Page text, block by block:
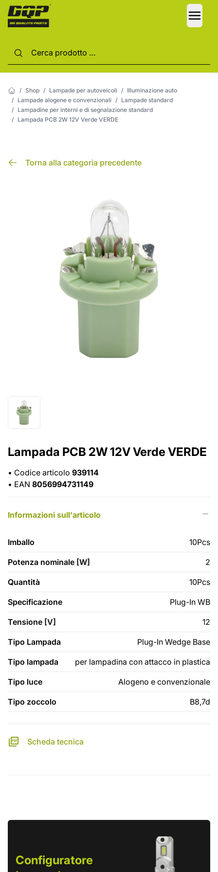
/ Shop / Lampade per autoveicoli / Illuminazione auto
/ Lampade alogene e convenzionali / Lampade standard
/ Lampadine per interni e di segnalazione standard
/ Lampada PCB 2W 12V Verde VERDE
Torna alla categoria precedente
Lampada PCB 2W 12V Verde VERDE
• Codice articolo 939114
• EAN 8056994731149
Informazioni sull'articolo
Imballo 10Pcs
Potenza nominale [W] 2
Quantità 10Pcs
Specificazione Plug-In WB
Tensione [V] 12
Tipo Lampada Plug-In Wedge Base
Tipo lampada per lampadina con attacco in plastica
Tipo luce Alogeno e convenzionale
Tipo zoccolo B8,7d
Scheda tecnica
Configuratore